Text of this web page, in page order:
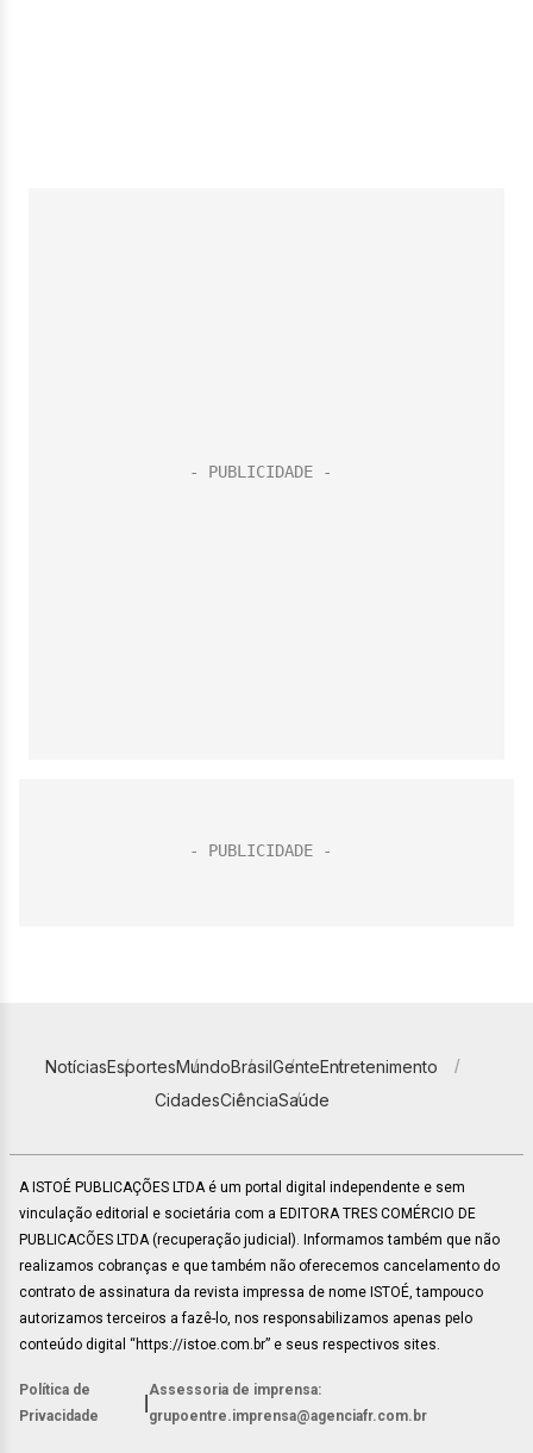
NotíciasEsportesMundoBrasilGenteEntretenimento
CidadesCiênciaSaúde
A ISTOÉ PUBLICAÇÕES LTDA é um portal digital independente e sem
vinculação editorial e societária com a EDITORA TRES COMÉRCIO DE
PUBLICACÕES LTDA (recuperação judicial). Informamos também que não
realizamos cobranças e que também não oferecemos cancelamento do
contrato de assinatura da revista impressa de nome ISTOÉ, tampouco
autorizamos terceiros a fazê-lo, nos responsabilizamos apenas pelo
conteúdo digital “https://istoe.com.br” e seus respectivos sites.
Política de
Privacidade
Assessoria de imprensa:
grupoentre.imprensa@agenciafr.com.br